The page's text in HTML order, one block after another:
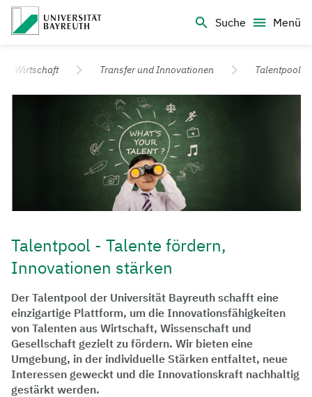
Suche
Menü
Universität Bayreuth – Deine Top-Campus-Uni
Wirtschaft Transfer und Innovationen Talentpool
Talentpool - Talente fördern,
Innovationen stärken
Der Talentpool der Universität Bayreuth schafft eine
einzigartige Plattform, um die Innovationsfähigkeiten
von Talenten aus Wirtschaft, Wissenschaft und
Gesellschaft gezielt zu fördern. Wir bieten eine
Umgebung, in der individuelle Stärken entfaltet, neue
Interessen geweckt und die Innovationskraft nachhaltig
gestärkt werden.